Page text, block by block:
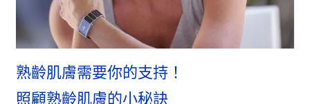
熟齡肌膚需要你的支持！
照顧熟齡肌膚的小秘訣